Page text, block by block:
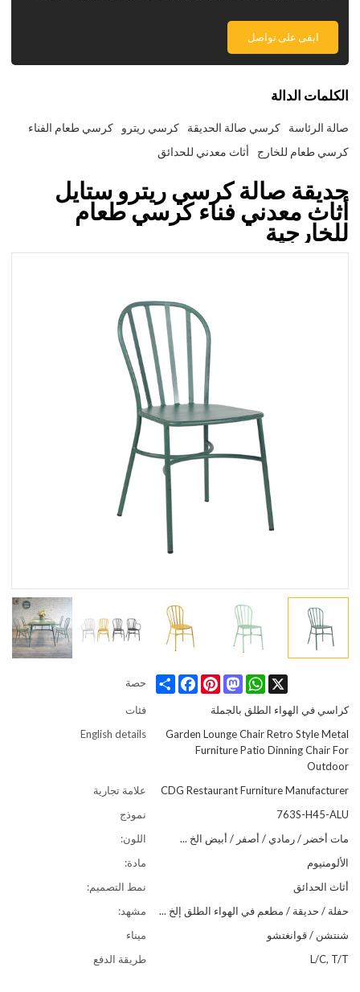
ابقى على تواصل
الكلمات الدالة
صالة الرئاسة كرسي صالة الحديقة كرسي ريترو
كرسي طعام الفناء
كرسي طعام للخارج
أثاث معدني للحدائق
حديقة صالة كرسي ريترو ستايل
أثاث معدني فناء كرسي طعام
للخارجية
حصة Share
FacebookPinterest
Mastodon
WhatsApp X
فئات
كراسي في الهواء الطلق بالجملة
English details
Garden Lounge Chair Retro Style Metal
Furniture Patio Dinning Chair For
Outdoor
علامة تجارية
CDG Restaurant Furniture Manufacturer
نموذج
763S-H45-ALU
اللون:
مات أخضر / رمادي / أصفر / أبيض الخ ...
مادة:
الألومنيوم
نمط التصميم:
أثاث الحدائق
مشهد:
حفلة / حديقة / مطعم في الهواء الطلق إلخ ...
ميناء
شنتشن / قوانغتشو
طريقة الدفع
L/C, T/T